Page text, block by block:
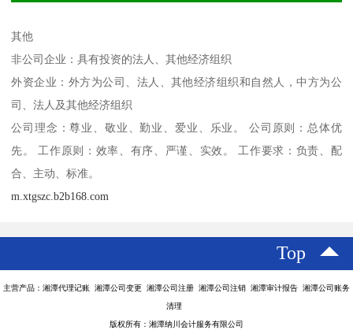
其他
非公司企业：具有投资的法人、其他经济组织
外资企业：外方为公司、法人、其他经济组织和自然人，中方为公
司、法人及其他经济组织
公司理念：尊业、敬业、勤业、爱业、乐业。 公司原则：总体优
先。 工作原则：效率、有序、严谨、实效。 工作要求：负责、配
合、主动、标准。
m.xtgszc.b2b168.com
Top
主营产品：湘潭代理记账 湘潭公司变更 湘潭公司注册 湘潭公司注销 湘潭审计报告 湘潭公司账务
清理
版权所有：湘潭纳川会计服务有限公司